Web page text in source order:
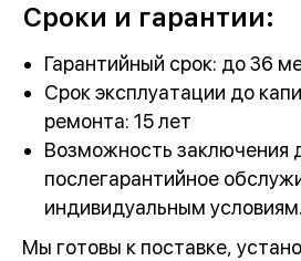
Сроки и гарантии:
Гарантийный срок: до 36
Срок эксплуатации до
ремонта: 15 лет
Возможность заключения
послегарантийное
индивидуальным условиям.
Мы готовы к поставке,